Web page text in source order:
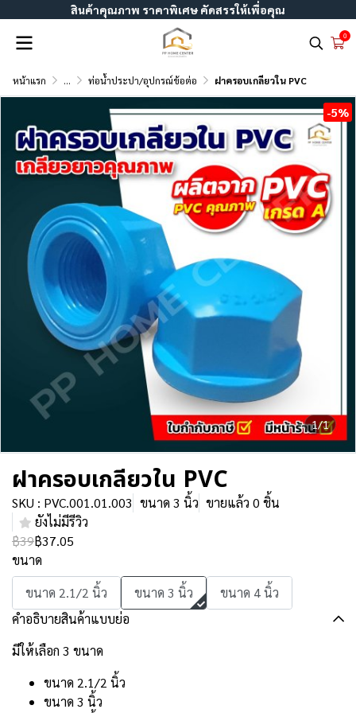
สินค้าคุณภาพ ราคาพิเศษ คัดสรรให้เพื่อคุณ
0
หน้าแรก ... ท่อน้ำประปา/อุปกรณ์ข้อต่อ ฝาครอบเกลียวใน PVC
1/1
-5%
ฝาครอบเกลียวใน PVC
SKU : PVC.001.01.003 ขนาด 3 นิ้ว ขายแล้ว 0 ชิ้น
ยังไม่มีรีวิว
฿39฿37.05
ขนาด
ขนาด 2.1/2 นิ้ว
ขนาด 3 นิ้ว
ขนาด 4 นิ้ว
คำอธิบายสินค้าแบบย่อ
มีให้เลือก 3 ขนาด
ขนาด 2.1/2 นิ้ว
ขนาด 3 นิ้ว